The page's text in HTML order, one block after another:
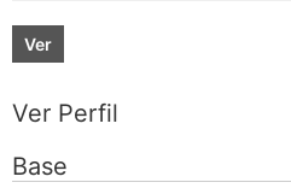
Ver
Ver Perfil
Base